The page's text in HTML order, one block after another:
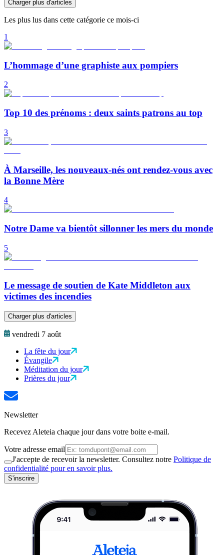
Charger plus d'articles
Les plus lus dans cette catégorie ce mois-ci
1
L’hommage d’une graphiste aux pompiers
2
Top 10 des prénoms : deux saints patrons au top
3
À Marseille, les nouveaux-nés ont rendez-vous avec
la Bonne Mère
4
Notre Dame va bientôt sillonner les mers du monde
5
Le message de soutien de Kate Middleton aux
victimes des incendies
Charger plus d'articles
vendredi 7 août
La fête du jour
Évangile
Méditation du jour
Prières du jour
Newsletter
Recevez Aleteia chaque jour dans votre boite e-mail.
Votre adresse email
J'accepte de recevoir la newsletter. Consultez notre Politique de
confidentialité pour en savoir plus.
S'inscrire